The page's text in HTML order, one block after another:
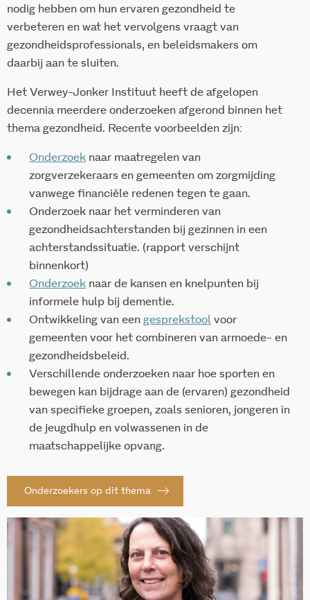
nodig hebben om hun ervaren gezondheid te
verbeteren en wat het vervolgens vraagt van
gezondheidsprofessionals, en beleidsmakers om
daarbij aan te sluiten.
Het Verwey-Jonker Instituut heeft de afgelopen
decennia meerdere onderzoeken afgerond binnen het
thema gezondheid. Recente voorbeelden zijn:
Onderzoek naar maatregelen van
zorgverzekeraars en gemeenten om zorgmijding
vanwege financiële redenen tegen te gaan.
Onderzoek naar het verminderen van
gezondheidsachterstanden bij gezinnen in een
achterstandssituatie. (rapport verschijnt
binnenkort)
Onderzoek naar de kansen en knelpunten bij
informele hulp bij dementie.
Ontwikkeling van een gesprekstool voor
gemeenten voor het combineren van armoede- en
gezondheidsbeleid.
Verschillende onderzoeken naar hoe sporten en
bewegen kan bijdrage aan de (ervaren) gezondheid
van specifieke groepen, zoals senioren, jongeren in
de jeugdhulp en volwassenen in de
maatschappelijke opvang.
Onderzoekers op dit thema